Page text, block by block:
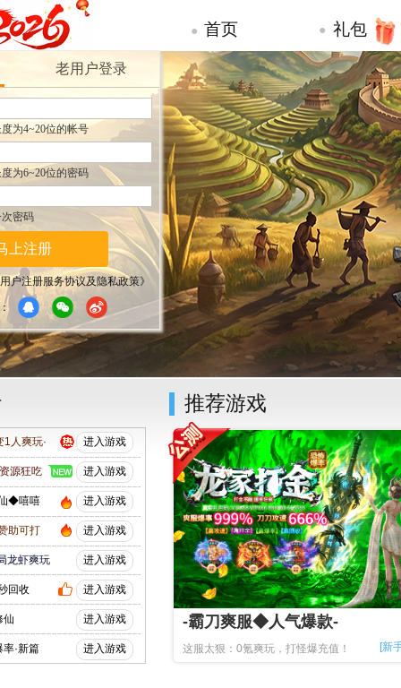
首页
推荐游戏
人爽玩· 进入游戏
源狂吃 进入游戏
◆嘻嘻 进入游戏
助可打 进入游戏
龙虾爽玩 进入游戏
回收 进入游戏
仙 进入游戏
·新篇 进入游戏
● 礼包
●
老用户登录
为4~20位的帐号
为6~20位的密码
密码
上注册
户注册服务协议及隐私政策》
-霸刀爽服◆人气爆款-
这服太狠：0氪爽玩，打怪爆充值！ [新